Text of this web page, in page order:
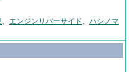
、 エンジンリバーサイド、 ハシノマ